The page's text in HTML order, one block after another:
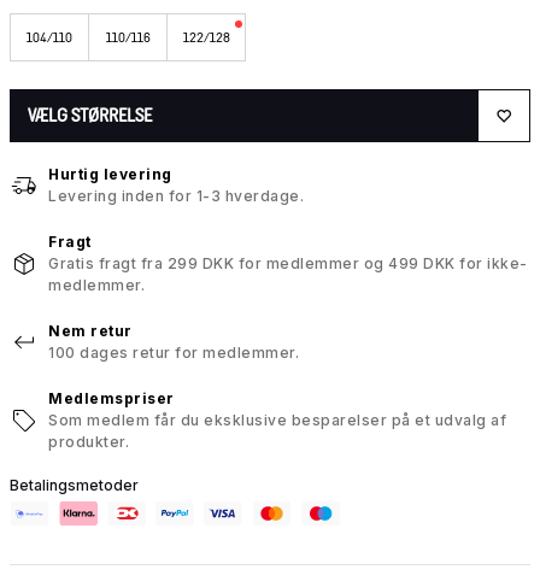
104/110 110/116 122/128
VÆLG STØRRELSE
Hurtig levering
Levering inden for 1-3 hverdage.
Fragt
Gratis fragt fra 299 DKK for medlemmer og 499 DKK for ikke-
medlemmer.
Nem retur
100 dages retur for medlemmer.
Medlemspriser
Som medlem får du eksklusive besparelser på et udvalg af
produkter.
Betalingsmetoder